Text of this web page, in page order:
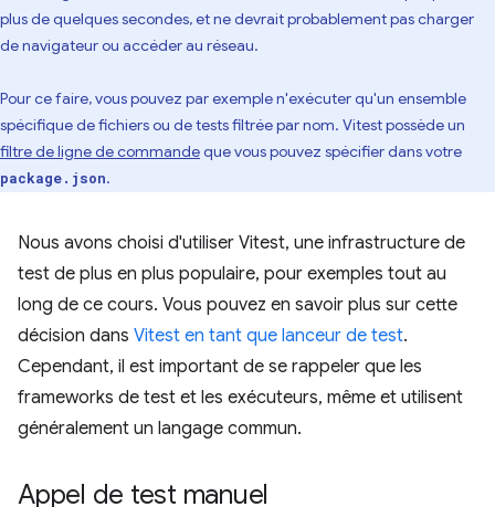
plus de quelques secondes, et ne devrait probablement pas charger
de navigateur ou accéder au réseau.
Pour ce faire, vous pouvez par exemple n'exécuter qu'un ensemble
spécifique de fichiers ou de tests filtrée par nom. Vitest possède un
filtre de ligne de commandeque vous pouvez spécifier dans votre
package.json.
Nous avons choisi d'utiliser Vitest, une infrastructure de
test de plus en plus populaire, pour exemples tout au
long de ce cours. Vous pouvez en savoir plus sur cette
décision dans Vitest en tant que lanceur de test.
Cependant, il est important de se rappeler que les
frameworks de test et les exécuteurs, même et utilisent
généralement un langage commun.
Appel de test manuel